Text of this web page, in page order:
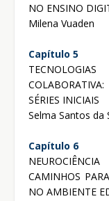
NO ENSINO
Milena Vuaden
Capítulo 5
SÉRIES INICIAIS
Selma Santos da
Capítulo 6
CAMINHOS
NO AMBIENTE